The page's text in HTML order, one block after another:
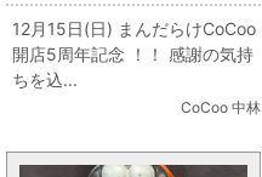
周年記念 「マーミット ビニール
パラダイス ゴジラタワー 青成
型」
12月15日(日) まんだらけCoCoo
開店5周年記念 ！！ 感謝の気持
ちを込...
CoCoo 中林